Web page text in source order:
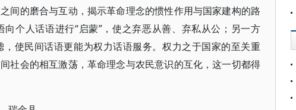
间的磨合与互动，揭示革命理念的惯性作用与国家建构的路
个人话语进行“启蒙”，使之弃恶从善、弃私从公；另一方
使民间话语更能为权力话语服务。权力之于国家的至关重
社会的相互激荡，革命理念与农民意识的互化，这一切都得